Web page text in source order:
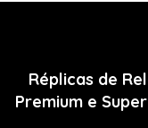
Réplicas de
Premium e